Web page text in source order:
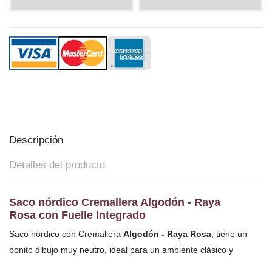
Descripción
Detalles del producto
Saco nórdico Cremallera Algodón - Raya
Rosa con Fuelle Integrado
Saco nórdico con Cremallera Algodón - Raya Rosa , tiene un
bonito dibujo muy neutro, ideal para un ambiente clásico y